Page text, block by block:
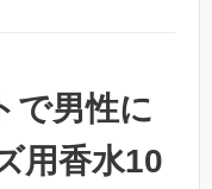
で男性に
用香水10